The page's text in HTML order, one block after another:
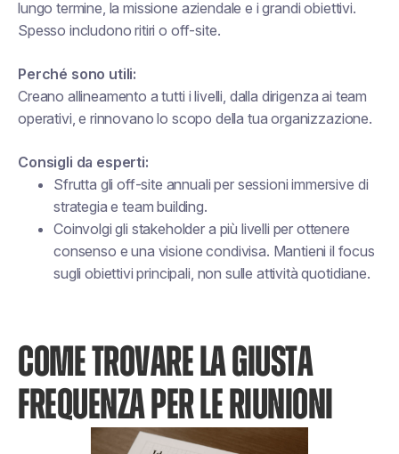
lungo termine, la missione aziendale e i grandi obiettivi.
Spesso includono ritiri o off-site.
Perché sono utili:
Creano allineamento a tutti i livelli, dalla dirigenza ai team
operativi, e rinnovano lo scopo della tua organizzazione.
Consigli da esperti:
Sfrutta gli off-site annuali per sessioni immersive di
strategia e team building.
Coinvolgi gli stakeholder a più livelli per ottenere
consenso e una visione condivisa. Mantieni il focus
sugli obiettivi principali, non sulle attività quotidiane.
COME TROVARE LA GIUSTA
FREQUENZA PER LE RIUNIONI